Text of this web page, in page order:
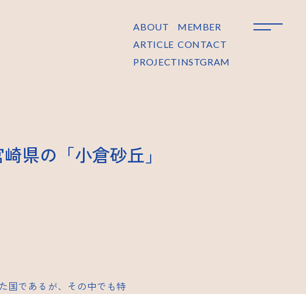
ABOUT
ARTICLE
PROJECT
MEMBER
CONTACT
INSTGRAM
県の「小倉砂丘」
国であるが、その中でも特